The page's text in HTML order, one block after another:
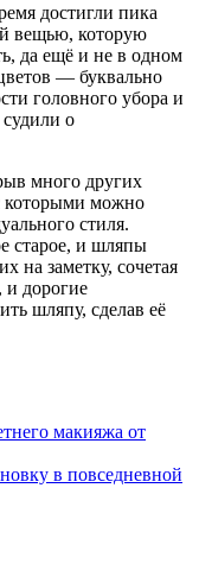
достигли пика
вещью, которую
да ещё и не в одном
— буквально
головного убора и
о
много других
которыми можно
стиля.
старое, и шляпы
на заметку, сочетая
и дорогие
шляпу, сделав её
макияжа от
в повседневной